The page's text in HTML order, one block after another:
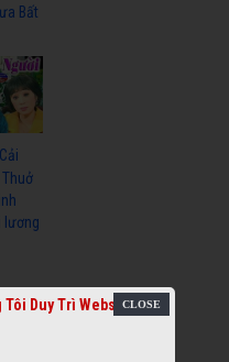
Bất
Thuở
lương
Tôi Duy Trì Website